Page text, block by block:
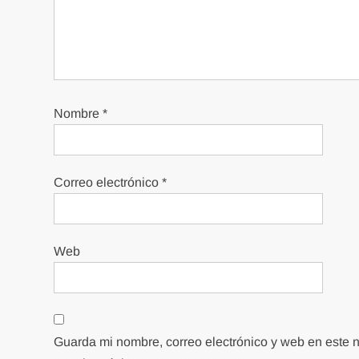
Nombre*
Correo electrónico*
Web
Guarda mi nombre, correo electrónico y web en este